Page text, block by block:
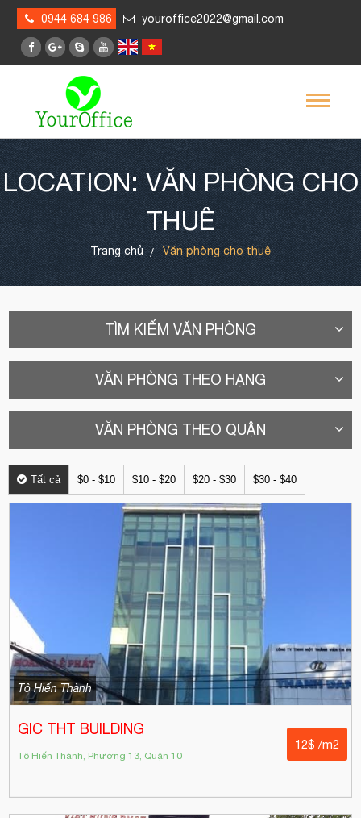
0944 684 986 youroffice2022@gmail.com
LOCATION: VĂN PHÒNG CHO
THUÊ
Trang chủ Văn phòng cho thuê
TÌM KIẾM VĂN PHÒNG
VĂN PHÒNG THEO HẠNG
VĂN PHÒNG THEO QUẬN
Tất cả $0 - $10 $10 - $20 $20 - $30 $30 - $40
Tô Hiến Thành
GIC THT BUILDING
Tô Hiến Thành, Phường 13, Quận 10
12$ /m2